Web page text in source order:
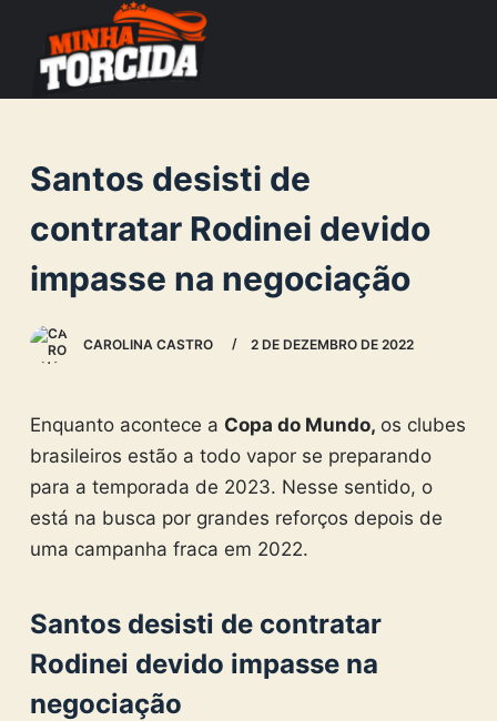
o
o
n
e
Santos desisti de
contratar Rodinei devido
impasse na negociação
CAROLINA CASTRO 2 DE DEZEMBRO DE 2022
Enquanto acontece a Copa do Mundo, os clubes
brasileiros estão a todo vapor se preparando
para a temporada de 2023. Nesse sentido, o
está na busca por grandes reforços depois de
uma campanha fraca em 2022.
Santos desisti de contratar
Rodinei devido impasse na
negociação